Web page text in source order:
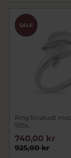
SALE
Ring forskudt
925s.
925,00 kr
740,00 kr